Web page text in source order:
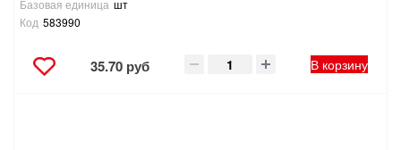
Базовая единица шт
Код 583990
35.70 руб В корзину